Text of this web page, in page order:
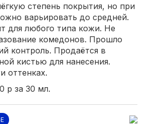
степень покрытия, но при
варьировать до средней.
для любого типа кожи. Не
комедонов. Прошло
контроль. Продаётся в
кистью для нанесения.
оттенках.
р за 30 мл.